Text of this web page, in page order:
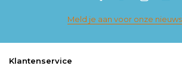
Meld je aan voor onze
Klantenservice